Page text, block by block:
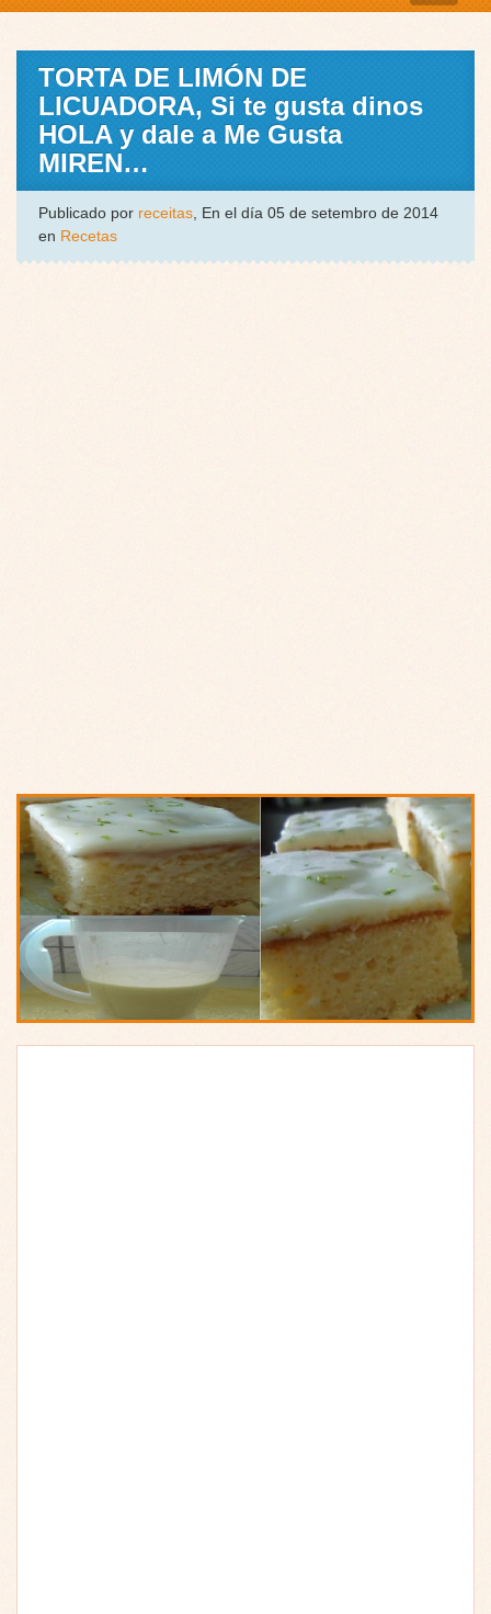
TORTA DE LIMÓN DE
LICUADORA, Si te gusta dinos
HOLA y dale a Me Gusta
MIREN…
Publicado por receitas, En el día 05 de setembro de 2014
en Recetas